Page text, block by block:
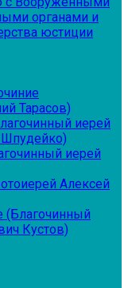
органами и
юстиции
Тарасов)
иерей
Шпудейко)
иерей
Алексей
(Благочинный
Кустов)